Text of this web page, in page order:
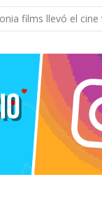
films llevó el